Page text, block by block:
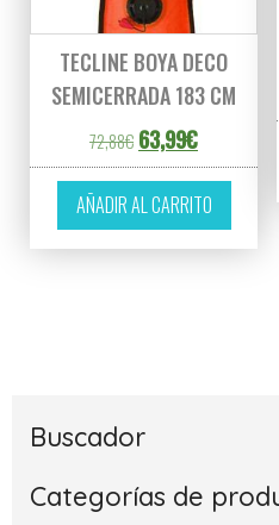
TECLINE BOYA DECO
SEMICERRADA 183 CM
72,88€ El precio original
63,99€El precio
AÑADIR AL CARRITO
Buscador
Categorías de